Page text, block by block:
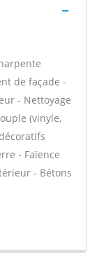
de façade -
- Nettoyage
(vinyle,
- Faïence
- Bétons